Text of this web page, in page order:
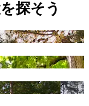
探そう